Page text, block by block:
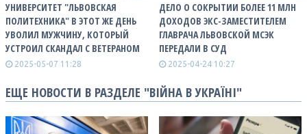
УНИВЕРСИТЕТ "ЛЬВОВСКАЯ
ПОЛИТЕХНИКА" В ЭТОТ ЖЕ ДЕНЬ
УВОЛИЛ МУЖЧИНУ, КОТОРЫЙ
УСТРОИЛ СКАНДАЛ С ВЕТЕРАНОМ
2025-05-07 11:28
ДЕЛО О СОКРЫТИИ БОЛЕЕ 11 МЛН
ДОХОДОВ ЭКС-ЗАМЕСТИТЕЛЕМ
ГЛАВРАЧА ЛЬВОВСКОЙ МСЭК
ПЕРЕДАЛИ В СУД
2025-04-24 10:27
ЕЩЕ НОВОСТИ В РАЗДЕЛЕ "ВІЙНА В УКРАЇНІ"